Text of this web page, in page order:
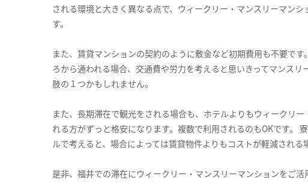
される環境と大きく異なる点で、ウィークリー・マンスリーマン
す。
また、賃貸マンションの契約のように敷金など初期費用も不要で
ろから通われる場合、交通費や労力を考えると思いきってマンス
肢の１つかもしれません。
また、長期滞在で観光をされる場合も、ホテルよりもウィークリ
れる方がずっと格安になります。複数で利用されるのもOKです。
ルで考えると、場合によっては賃貸物件よりもコストが軽減される
是非、福井での滞在にウィークリー・マンスリーマンションをご活